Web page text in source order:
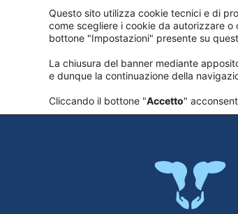
Ciao
Ti diamo il benvenuto in
Questo sito utilizza cookie tecnici e di
come scegliere i cookie da autorizzare
bottone "Impostazioni" presente su
La chiusura del banner mediante
e dunque la continuazione della
Cliccando il bottone "Accetto"